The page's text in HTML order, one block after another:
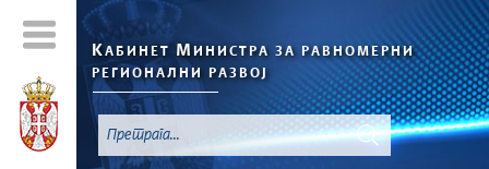
КАБИНЕТ М ИНИСТРА ЗА РАВНОМЕРНИ
РЕГИОНАЛНИ РАЗВОЈ